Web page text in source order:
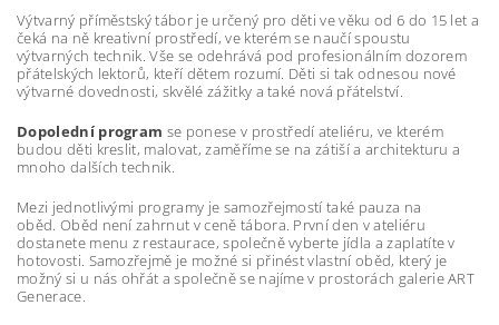
Výtvarný příměstský tábor je určený pro děti ve věku od 6 do 15 let a
čeká na ně kreativní prostředí, ve kterém se naučí spoustu
výtvarných technik. Vše se odehrává pod profesionálním dozorem
přátelských lektorů, kteří dětem rozumí. Děti si tak odnesou nové
výtvarné dovednosti, skvělé zážitky a také nová přátelství.
Dopolední program se ponese v prostředí ateliéru, ve kterém
budou děti kreslit, malovat, zaměříme se na zátiší a architekturu a
mnoho dalších technik.
Mezi jednotlivými programy je samozřejmostí také pauza na
oběd. Oběd není zahrnut v ceně tábora. První den v ateliéru
dostanete menu z restaurace, společně vyberte jídla a zaplatíte v
hotovosti. Samozřejmě je možné si přinést vlastní oběd, který je
možný si u nás ohřát a společně se najíme v prostorách galerie ART
Generace.